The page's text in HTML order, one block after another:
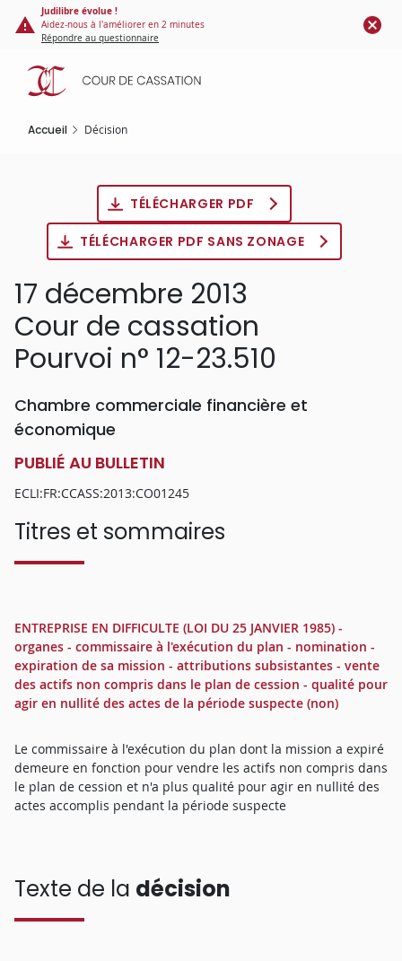
Panneau de gestion des cookies
contenu
principal
Judilibre évolue !
Aidez-nous à l'améliorer en 2 minutes
Répondre au questionnaire
Accueil Décision
TÉLÉCHARGER PDF
TÉLÉCHARGER PDF SANS ZONAGE
17 décembre 2013
Cour de cassation
Pourvoi n° 12-23.510
Chambre commerciale financière et
économique
PUBLIÉ AU BULLETIN
ECLI:FR:CCASS:2013:CO01245
Titres et sommaires
ENTREPRISE EN DIFFICULTE (LOI DU 25 JANVIER 1985) -
organes - commissaire à l'exécution du plan - nomination -
expiration de sa mission - attributions subsistantes - vente
des actifs non compris dans le plan de cession - qualité pour
agir en nullité des actes de la période suspecte (non)
Le commissaire à l'exécution du plan dont la mission a expiré
demeure en fonction pour vendre les actifs non compris dans
le plan de cession et n'a plus qualité pour agir en nullité des
actes accomplis pendant la période suspecte
Texte de la décision